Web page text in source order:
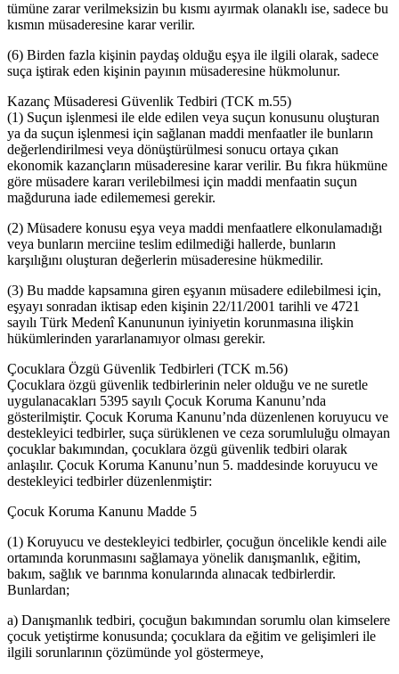
tümüne zarar verilmeksizin bu kısmı ayırmak olanaklı ise, sadece bu
kısmın müsaderesine karar verilir.
(6) Birden fazla kişinin paydaş olduğu eşya ile ilgili olarak, sadece
suça iştirak eden kişinin payının müsaderesine hükmolunur.
Kazanç Müsaderesi Güvenlik Tedbiri (TCK m.55)
(1) Suçun işlenmesi ile elde edilen veya suçun konusunu oluşturan
ya da suçun işlenmesi için sağlanan maddi menfaatler ile bunların
değerlendirilmesi veya dönüştürülmesi sonucu ortaya çıkan
ekonomik kazançların müsaderesine karar verilir. Bu fıkra hükmüne
göre müsadere kararı verilebilmesi için maddi menfaatin suçun
mağduruna iade edilememesi gerekir.
(2) Müsadere konusu eşya veya maddi menfaatlere elkonulamadığı
veya bunların merciine teslim edilmediği hallerde, bunların
karşılığını oluşturan değerlerin müsaderesine hükmedilir.
(3) Bu madde kapsamına giren eşyanın müsadere edilebilmesi için,
eşyayı sonradan iktisap eden kişinin 22/11/2001 tarihli ve 4721
sayılı Türk Medenî Kanununun iyiniyetin korunmasına ilişkin
hükümlerinden yararlanamıyor olması gerekir.
Çocuklara Özgü Güvenlik Tedbirleri (TCK m.56)
Çocuklara özgü güvenlik tedbirlerinin neler olduğu ve ne suretle
uygulanacakları 5395 sayılı Çocuk Koruma Kanunu’nda
gösterilmiştir. Çocuk Koruma Kanunu’nda düzenlenen koruyucu ve
destekleyici tedbirler, suça sürüklenen ve ceza sorumluluğu olmayan
çocuklar bakımından, çocuklara özgü güvenlik tedbiri olarak
anlaşılır. Çocuk Koruma Kanunu’nun 5. maddesinde koruyucu ve
destekleyici tedbirler düzenlenmiştir:
Çocuk Koruma Kanunu Madde 5
(1) Koruyucu ve destekleyici tedbirler, çocuğun öncelikle kendi aile
ortamında korunmasını sağlamaya yönelik danışmanlık, eğitim,
bakım, sağlık ve barınma konularında alınacak tedbirlerdir.
Bunlardan;
a) Danışmanlık tedbiri, çocuğun bakımından sorumlu olan kimselere
çocuk yetiştirme konusunda; çocuklara da eğitim ve gelişimleri ile
ilgili sorunlarının çözümünde yol göstermeye,